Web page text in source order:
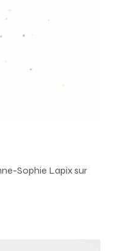
Sophie Lapix sur